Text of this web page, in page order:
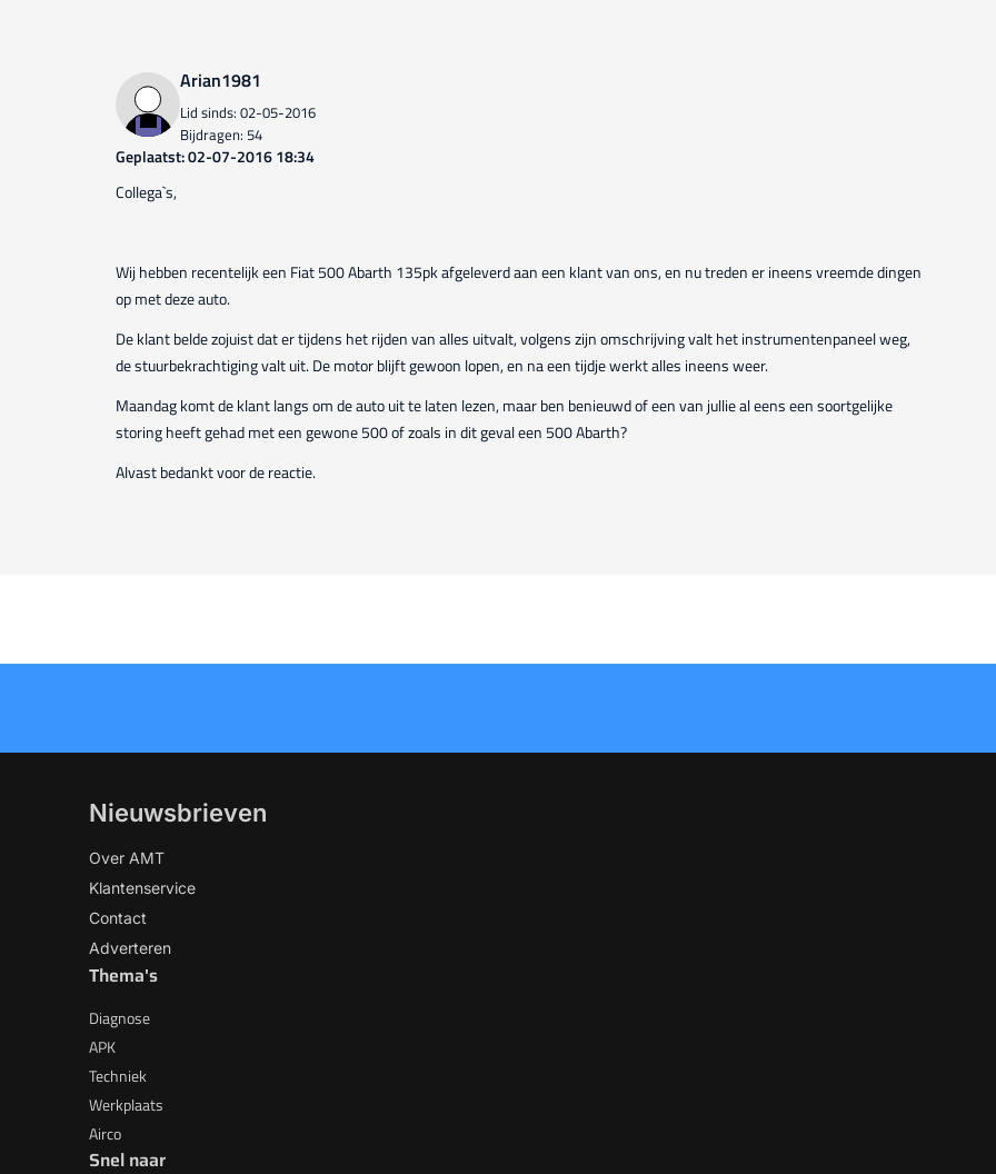
Arian1981
Lid sinds: 02-05-2016
Bijdragen: 54
Geplaatst: 02-07-2016 18:34
Collega`s,
Wij hebben recentelijk een Fiat 500 Abarth 135pk afgeleverd aan een klant van ons, en nu treden er ineens vreemde dingen
op met deze auto.
De klant belde zojuist dat er tijdens het rijden van alles uitvalt, volgens zijn omschrijving valt het instrumentenpaneel weg,
de stuurbekrachtiging valt uit. De motor blijft gewoon lopen, en na een tijdje werkt alles ineens weer.
Maandag komt de klant langs om de auto uit te laten lezen, maar ben benieuwd of een van jullie al eens een soortgelijke
storing heeft gehad met een gewone 500 of zoals in dit geval een 500 Abarth?
Alvast bedankt voor de reactie.
Nieuwsbrieven
Over AMT
Klantenservice
Contact
Adverteren
Thema's
Diagnose
APK
Techniek
Werkplaats
Airco
Snel naar